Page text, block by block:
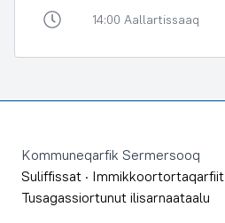
14:00 Aallartissaaq
Kommuneqarfik Sermersooq
Suliffissat · Immikkoortortaqarfiit
Tusagassiortunut ilisarnaataalu